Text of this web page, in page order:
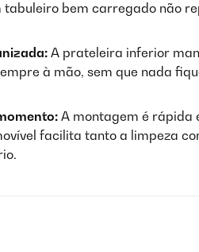
tabuleiro bem carregado não
A prateleira inferior
à mão, sem que nada
A montagem é rápida
facilita tanto a limpeza